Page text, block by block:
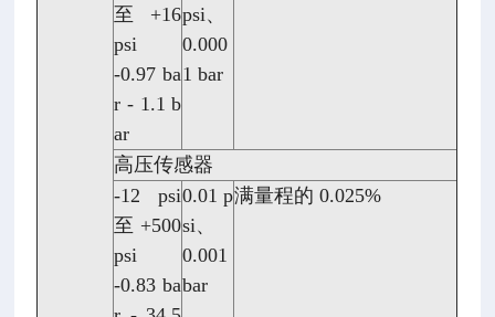
至 +16
psi
-0.97 ba
r - 1.1 b
ar
psi、
0.000
1 bar
高压传感器
-12 psi
至 +500
psi
-0.83 ba
0.01 p
si、
0.001
bar
满量程的 0.025%